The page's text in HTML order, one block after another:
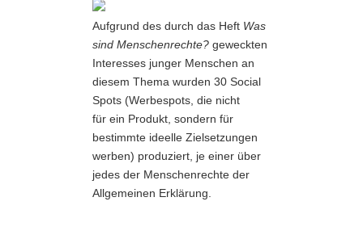
Aufgrund des durch das Heft Was
sind Menschenrechte? geweckten
Interesses junger Menschen an
diesem Thema wurden 30 Social
Spots (Werbespots, die nicht
für ein Produkt, sondern für
bestimmte ideelle Zielsetzungen
werben) produziert, je einer über
jedes der Menschenrechte der
Allgemeinen Erklärung.